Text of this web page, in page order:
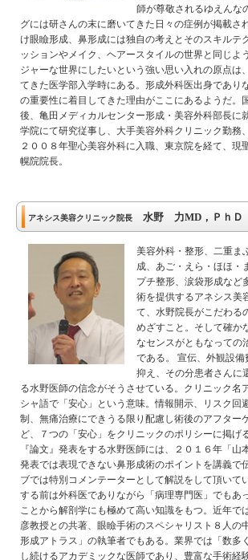
師が尊敬されるゆえんな
グには研さんの末に磨いてきた日々の症例が掲載さ
け眼瞼形成、鼻形成には独自の考えとそのスキルテ
ッションやメイク、ヘアースタイルの世界と同じよ
ジャーな世界にしたいという強い思い入れの原点は
てきた医学部入学時にある。形成外科医出身であり
の重要性に着目してきた理由がここにあるようだ。
後、亀田メディカルセンター形成・美容外科部長に
学院にて研究従事し、大手美容外科クリニック勤務
２００８年聖心美容外科に入職、東京院を経て、現
幌院院長。
アネシス美容クリニック院長 水野 力MD，ＰｈＤ
美容外科・整形、二重ま
成、あご・えら・ほほ・
プチ整形、涙袋形成など
術を提供するアネシス美
て、水野院長がこだわる
めざすこと。そして確か
なセンスがともなっての
である。 宣伝、外観設
抑え、その分患者さんに
る水野医師の信念がそうさせている。クリニック名
シャ語で「安心」という意味。情報開示、リスク回
制、無痛治療にできうる限り配慮し術後のアフター
ど、７つの「安心」をクリニックのポリシーに掲げ
『論文』発表をする水野医師には、２０１６年「山
発表では表現できない鼻形成術のポイントを講義で
ブでは特別コメンテーターとして解説をして頂いて
する前は外科医でありながら「病理専門医」でもあ
ことから解剖学にも極めて高い知識をもつ。近年
彦教授との共著、眼瞼手術のスペシャリスト８人の
形成アトラス」の執筆者でもある。業界では「数多
し続けるアカデミックな医師であり、豊富な手術経